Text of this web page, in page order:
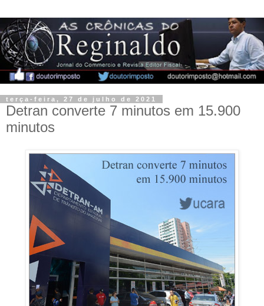
terça-feira, 27 de julho de 2021
Detran converte 7 minutos em 15.900
minutos